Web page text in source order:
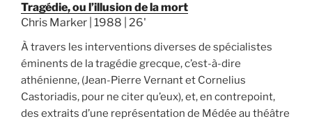
Tragédie, ou l’illusion de la mort
Chris Marker | 1988 | 26'
À travers les interventions diverses de spécialistes
éminents de la tragédie grecque, c’est-à-dire
athénienne, (Jean-Pierre Vernant et Cornelius
Castoriadis, pour ne citer qu’eux), et, en contrepoint,
des extraits d’une représentation de Médée au théâtre